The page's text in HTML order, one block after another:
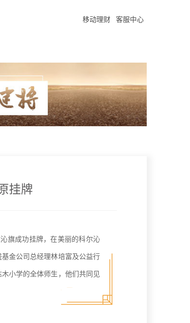
移动理财 客服中心
挂牌
旗成功挂牌，在美丽的科尔沁
金公司总经理林培富及公益行
小学的全体师生，他们共同见